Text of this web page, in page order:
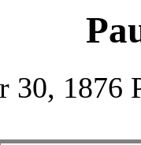
30, 1876